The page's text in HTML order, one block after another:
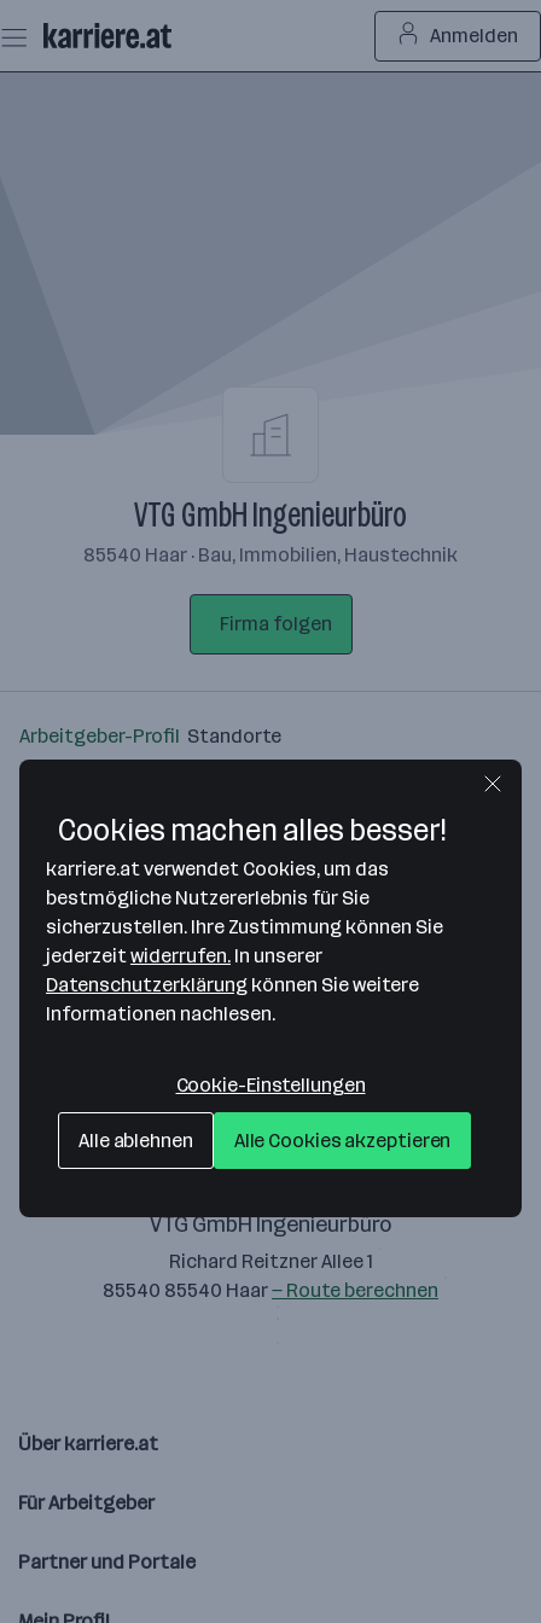
Seiteninhalt
springen
Anmelden
VTG GmbH Ingenieurbüro
85540 Haar · Bau, Immobilien, Haustechnik
Firma folgen
Arbeitgeber-Profil Standorte
Bitte stimme unseren Cookie-
Richtlinien zu, um diese Karte
anzuzeigen.
VTG GmbH Ingenieurbüro
Richard Reitzner Allee 1
85540 85540 Haar— Route berechnen
Über karriere.at
Für Arbeitgeber
Partner und Portale
Cookies machen alles besser!
karriere.at verwendet Cookies, um das
bestmögliche Nutzererlebnis für Sie
sicherzustellen. Ihre Zustimmung können Sie
jederzeitwiderrufen. In unserer
Datenschutzerklärung können Sie weitere
Informationen nachlesen.
Cookie-Einstellungen
Alle ablehnen Alle Cookies akzeptieren